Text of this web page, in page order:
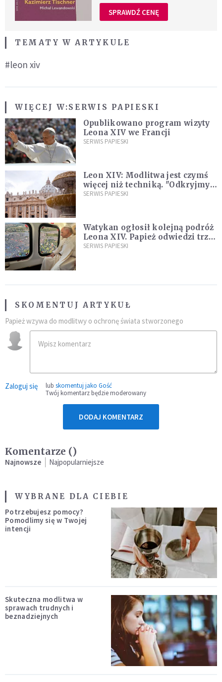
SPRAWDŹ CENĘ
TEMATY W ARTYKULE
#leon xiv
WIĘCEJ W:SERWIS PAPIESKI
Opublikowano program wizyty
Leona XIV we Francji
SERWIS PAPIESKI
Leon XIV: Modlitwa jest czymś
więcej niż techniką. "Odkryjmy
ją na nowo"
SERWIS PAPIESKI
Watykan ogłosił kolejną podróż
Leona XIV. Papież odwiedzi trzy
kraje Ameryki Południowej
SERWIS PAPIESKI
SKOMENTUJ ARTYKUŁ
Papież wzywa do modlitwy o ochronę świata stworzonego
Zaloguj się lub skomentuj jako Gość
Twój komentarz będzie moderowany
DODAJ KOMENTARZ
Komentarze ()
Najnowsze Najpopularniejsze
WYBRANE DLA CIEBIE
Potrzebujesz pomocy?
Pomodlimy się w Twojej
intencji
Skuteczna modlitwa w
sprawach trudnych i
beznadziejnych